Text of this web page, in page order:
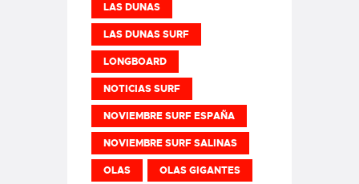
LAS DUNAS
LAS DUNAS SURF
LONGBOARD
NOTICIAS SURF
NOVIEMBRE SURF ESPAÑA
NOVIEMBRE SURF SALINAS
OLAS OLAS GIGANTES